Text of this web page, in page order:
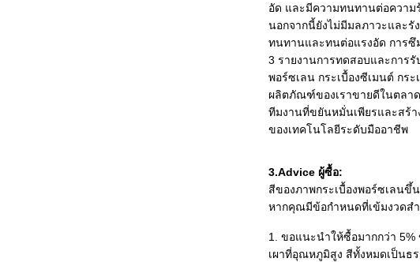
อัด และมีความทนทานต่อความ
นอกจากนี้ยังไม่มีมลภาวะและรั
ทนทานและทนต่อแรงอัด การซึ
3 รายงานการทดสอบและการ
พอร์ซเลน กระเบื้องซีเมนต์ กระ
ผลิตภัณฑ์ของเราขายดีในตลาด
ทีมงานที่ขยันหมั่นเพียรและสร้
ของเทคโนโลยีระดับมืออาชีพ
3.Advice ผู้ซื้อ:
สีของภาพกระเบื้องพอร์ซเลนขึ้
หากคุณมีข้อกำหนดที่เข้มงวดส
1. ขอแนะนำให้ซื้อมากกว่า 5%
เผาที่อุณหภูมิสูง สีทั้งหมดเป็นธ